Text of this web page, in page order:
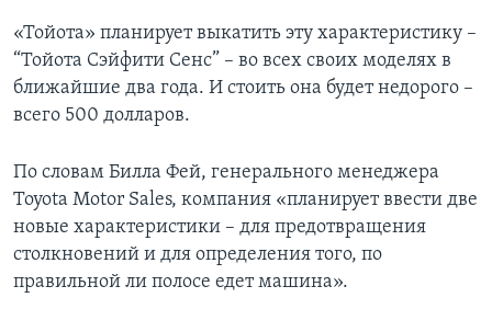
«Тойота» планирует выкатить эту характеристику –
“Тойота Сэйфити Сенс” – во всех своих моделях в
ближайшие два года. И стоить она будет недорого –
всего 500 долларов.
По словам Билла Фей, генерального менеджера
Toyota Motor Sales, компания «планирует ввести две
новые характеристики – для предотвращения
столкновений и для определения того, по
правильной ли полосе едет машина».